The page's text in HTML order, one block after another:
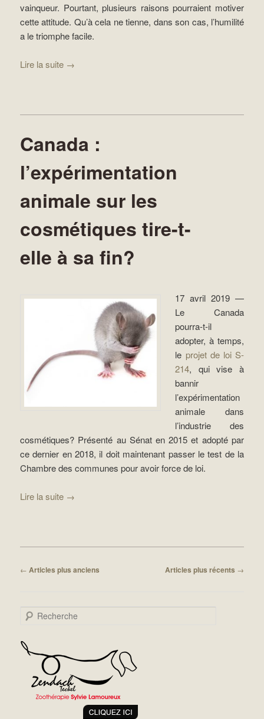
vainqueur. Pourtant, plusieurs raisons pourraient motiver
cette attitude. Qu’à cela ne tienne, dans son cas, l’humilité
a le triomphe facile.
Lire la suite →
Canada :
l’expérimentation
animale sur les
cosmétiques tire-t-
elle à sa fin?
17 avril 2019 —
Le Canada
pourra-t-il
adopter, à temps,
le projet de loi S-
214, qui vise à
bannir
l’expérimentation
animale dans
l’industrie des
cosmétiques? Présenté au Sénat en 2015 et adopté par
ce dernier en 2018, il doit maintenant passer le test de la
Chambre des communes pour avoir force de loi.
Lire la suite →
Navigation des articles
← Articles plus anciens Articles plus récents →
Recherche